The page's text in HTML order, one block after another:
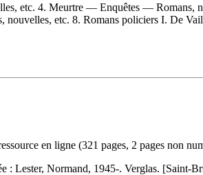
etc. 4. Meurtre — Enquêtes — Romans,
etc. 8. Romans policiers I. De
en ligne (321 pages, 2 pages non
: Lester, Normand, 1945-. Verglas. [Saint-